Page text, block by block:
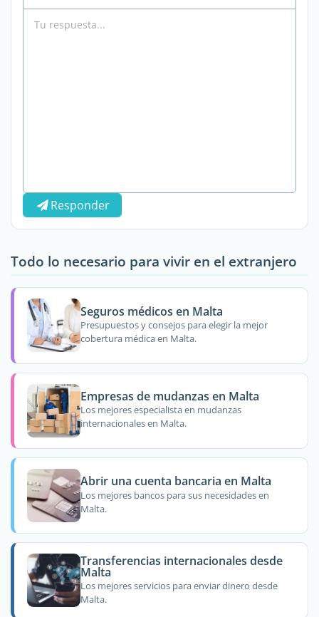
Responder
Todo lo necesario para vivir en el extranjero
Seguros médicos en Malta
Presupuestos y consejos para elegir la mejor
cobertura médica en Malta.
Empresas de mudanzas en Malta
Los mejores especialista en mudanzas
internacionales en Malta.
Abrir una cuenta bancaria en Malta
Los mejores bancos para sus necesidades en
Malta.
Transferencias internacionales desde
Malta
Los mejores servicios para enviar dinero desde
Malta.